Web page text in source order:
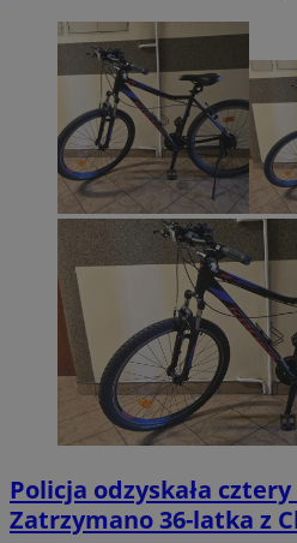
Policja odzyskała
Zatrzymano 36-latka z